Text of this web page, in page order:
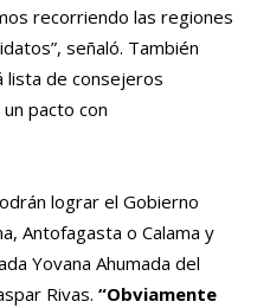
recorriendo las regiones
señaló. También
lista de consejeros
pacto con
lograr el Gobierno
Antofagasta o Calama y
Yovana Ahumada del
Rivas. “Obviamente